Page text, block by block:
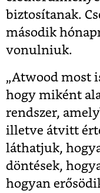
biztosítanak.
második
vonulniuk.
„Atwood most
hogy miként
rendszer,
illetve átvitt
láthatjuk,
döntések,
hogyan